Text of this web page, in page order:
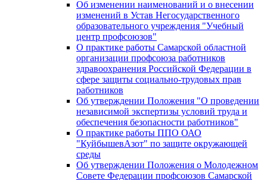
Об изменении наименований и о внесении
изменений в Устав Негосударственного
образовательного учреждения "Учебный
центр профсоюзов"
О практике работы Самарской областной
организации профсоюза работников
здравоохранения Российской Федерации в
сфере защиты социально-трудовых прав
работников
Об утверждении Положения "О проведении
независимой экспертизы условий труда и
обеспечения безопасности работников"
О практике работы ППО ОАО
"КуйбышевАзот" по защите окружающей
среды
Об утверждении Положения о Молодежном
Совете Федерации профсоюзов Самарской